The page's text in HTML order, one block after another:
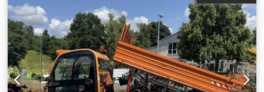
libre sólo 2,02 metros de anchura total - incl. cuchara de
grapa - incl. pala para tierra - incl. horquilla portapalets -
enganche rápido hidr. - 3er círculo al portahorquillas -
tracción en todas las ruedas - 3 modos de dirección -
manejo con joystick - Listo para su uso inmediato - pintura
original - Matrícula NL Precio de venta: 32.950,-- neto
Chjdpomxkatofx Afnea ¡¡¡Entrega barata también posible !!!